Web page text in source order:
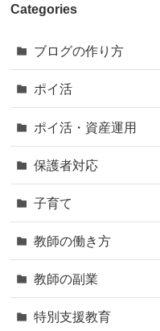
Categories
ブログの作り方
ポイ活
ポイ活・資産運用
保護者対応
子育て
教師の働き方
教師の副業
特別支援教育